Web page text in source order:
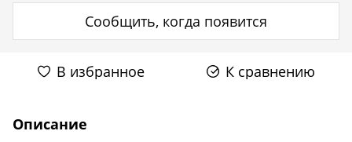
Сообщить, когда появится
В избранное К сравнению
Описание